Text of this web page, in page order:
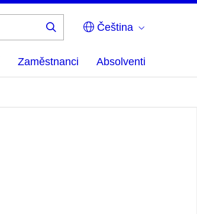
Čeština
Zaměstnanci Absolventi